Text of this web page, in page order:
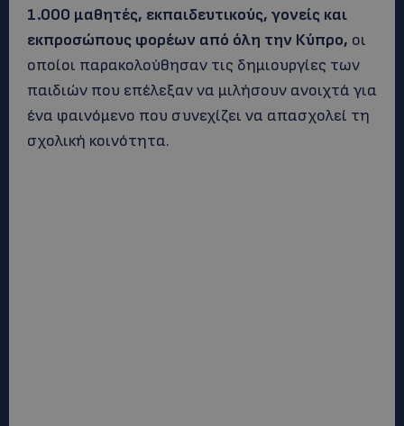
1.000 μαθητές, εκπαιδευτικούς, γονείς και
εκπροσώπους φορέων από όλη την Κύπρο, οι
οποίοι παρακολούθησαν τις δημιουργίες των
παιδιών που επέλεξαν να μιλήσουν ανοιχτά για
ένα φαινόμενο που συνεχίζει να απασχολεί τη
σχολική κοινότητα.